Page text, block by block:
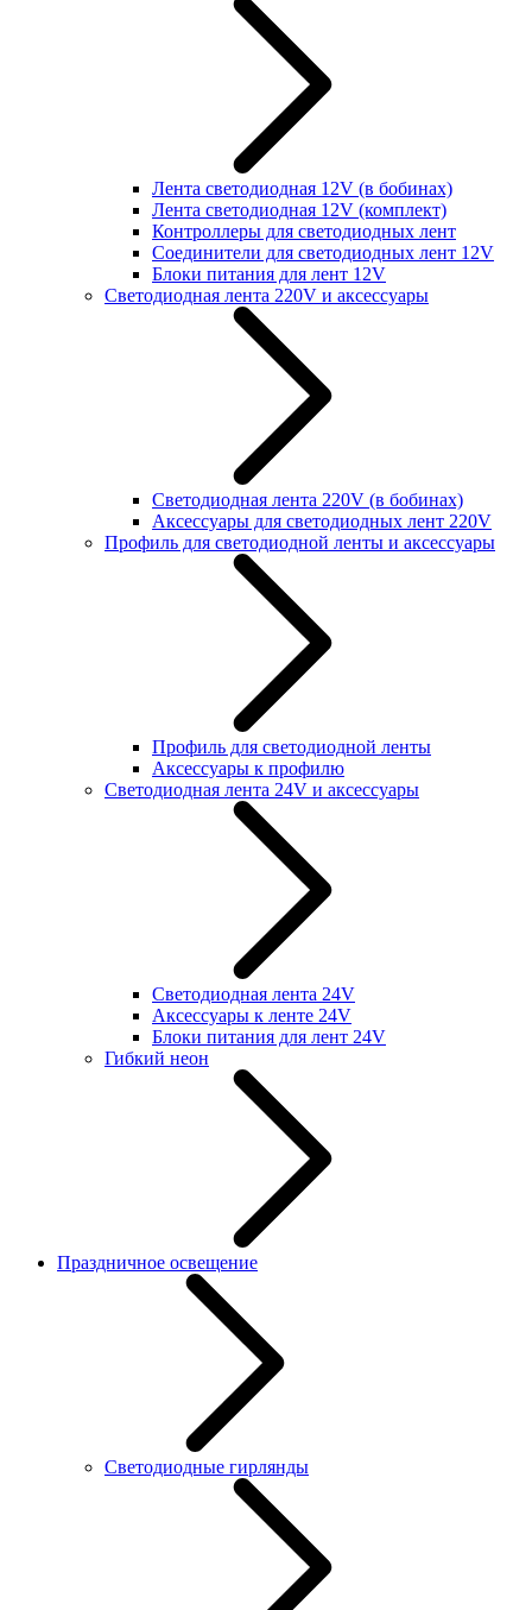
Лента светодиодная 12V (в бобинах)
Лента светодиодная 12V (комплект)
Контроллеры для светодиодных лент
Соединители для светодиодных лент 12V
Блоки питания для лент 12V
Светодиодная лента 220V и аксессуары
Светодиодная лента 220V (в бобинах)
Аксессуары для светодиодных лент 220V
Профиль для светодиодной ленты и аксессуары
Профиль для светодиодной ленты
Аксессуары к профилю
Светодиодная лента 24V и аксессуары
Светодиодная лента 24V
Аксессуары к ленте 24V
Блоки питания для лент 24V
Гибкий неон
Праздничное освещение
Светодиодные гирлянды